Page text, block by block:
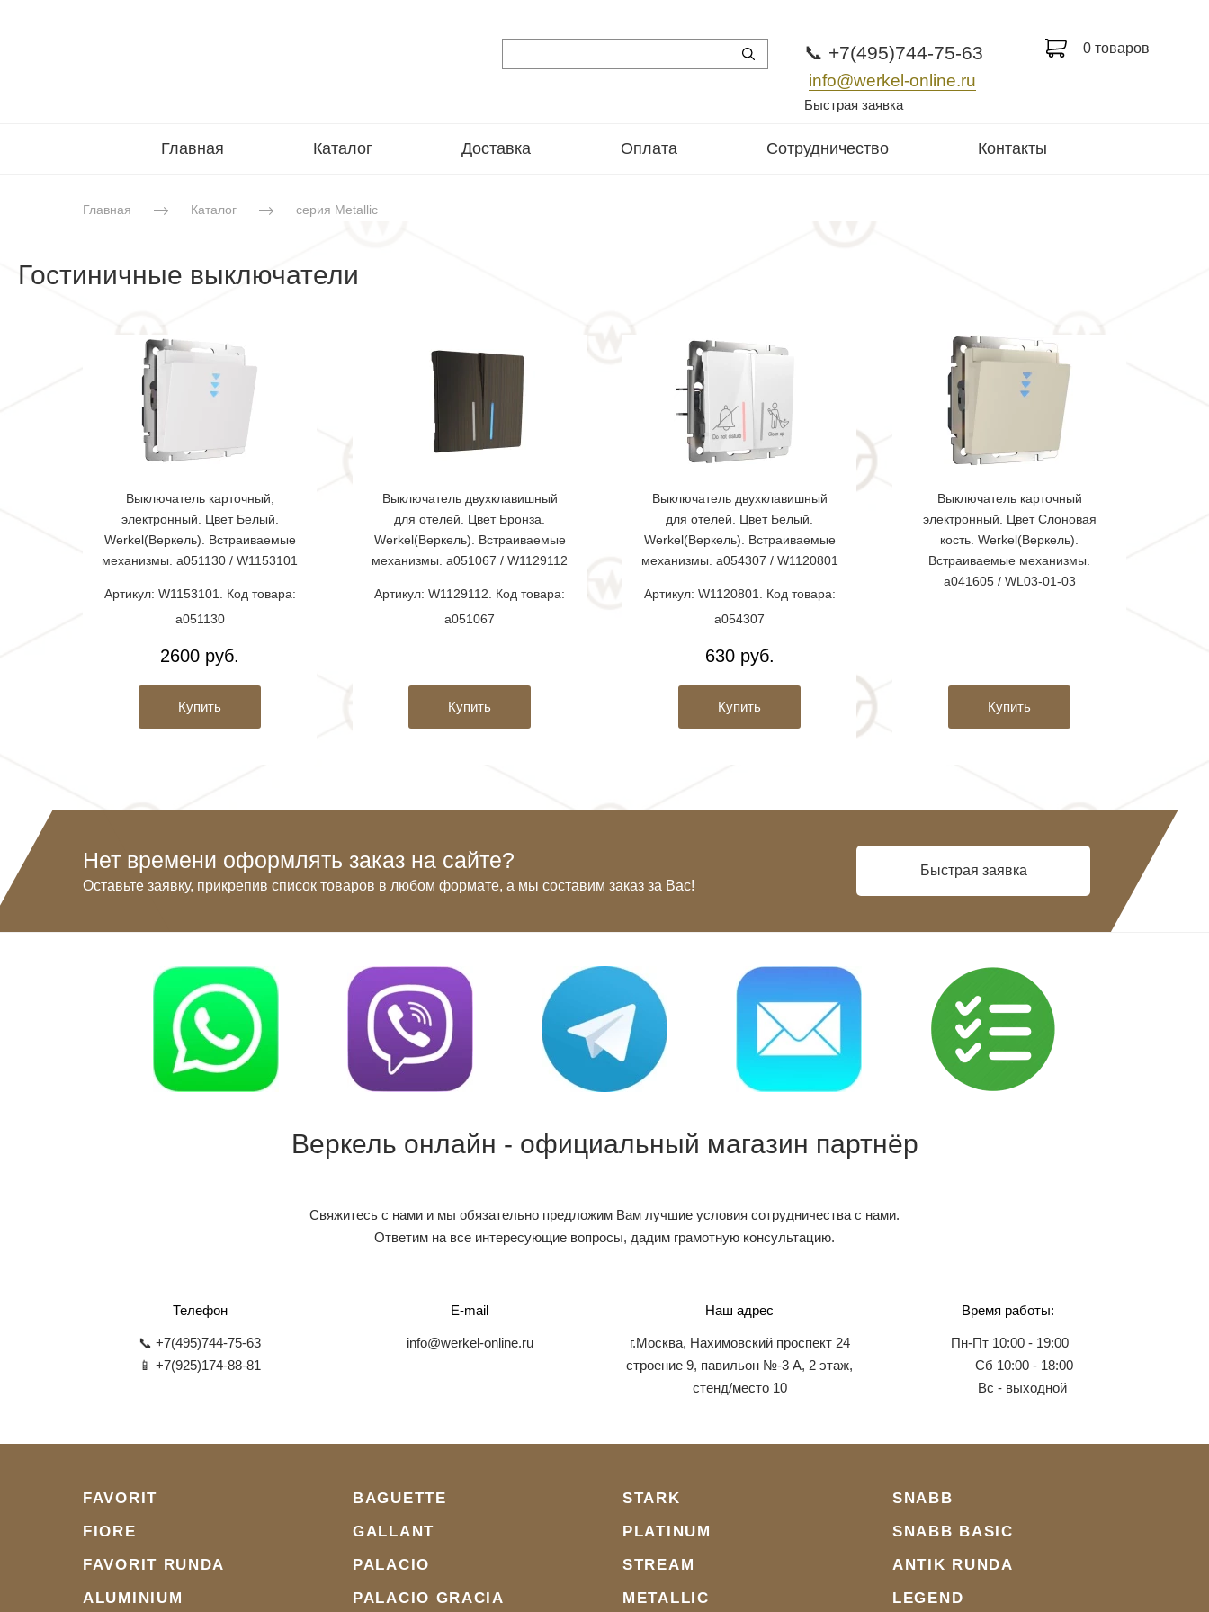
📞 +7(495)744-75-63
info@werkel-online.ru
Быстрая заявка
0 товаров
Главная Каталог Доставка Оплата Сотрудничество Контакты
Главная Каталог серия Metallic
Гостиничные выключатели
Выключатель карточный,
электронный. Цвет Белый.
Werkel(Веркель). Встраиваемые
механизмы. a051130 / W1153101
Артикул: W1153101. Код товара:
a051130
2600 руб.
Купить
Выключатель двухклавишный
для отелей. Цвет Бронза.
Werkel(Веркель). Встраиваемые
механизмы. a051067 / W1129112
Артикул: W1129112. Код товара:
a051067
Купить
Выключатель двухклавишный
для отелей. Цвет Белый.
Werkel(Веркель). Встраиваемые
механизмы. a054307 / W1120801
Артикул: W1120801. Код товара:
a054307
630 руб.
Купить
Выключатель карточный
электронный. Цвет Слоновая
кость. Werkel(Веркель).
Встраиваемые механизмы.
a041605 / WL03-01-03
Купить
Нет времени оформлять заказ на сайте?
Оставьте заявку, прикрепив список товаров в любом формате, а мы составим заказ за Вас!
Быстрая заявка
Веркель онлайн - официальный магазин партнёр
Свяжитесь с нами и мы обязательно предложим Вам лучшие условия сотрудничества с нами.
Ответим на все интересующие вопросы, дадим грамотную консультацию.
Телефон
📞 +7(495)744-75-63
📱 +7(925)174-88-81
E-mail
info@werkel-online.ru
Наш адрес
г.Москва, Нахимовский проспект 24
строение 9, павильон №-3 А, 2 этаж,
стенд/место 10
Время работы:
Пн-Пт 10:00 - 19:00
Сб 10:00 - 18:00
Вс - выходной
FAVORIT
FIORE
FAVORIT RUNDA
ALUMINIUM
BAGUETTE
GALLANT
PALACIO
PALACIO GRACIA
STARK
PLATINUM
STREAM
METALLIC
SNABB
SNABB BASIC
ANTIK RUNDA
LEGEND